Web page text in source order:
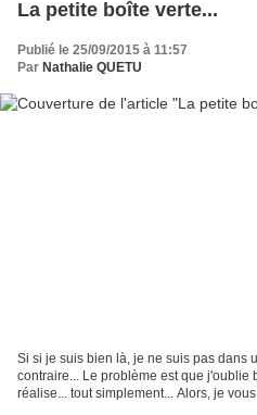
La petite boîte verte...
Publié le 25/09/2015 à 11:57
Par Nathalie QUETU
Si si je suis bien là, je ne suis pas dans
contraire... Le problème est que j'oublie
réalise... tout simplement... Alors, je